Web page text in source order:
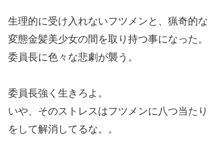
生理的に受け入れないフツメンと、猟奇的な
変態金髪美少女の間を取り持つ事になった。
委員長に色々な悲劇が襲う。
委員長強く生きろよ。
いや、そのストレスはフツメンに八つ当たり
をして解消してるな。。